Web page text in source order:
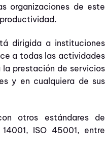
organizaciones de este
dirigida a instituciones
a todas las actividades
prestación de servicios
y en cualquiera de sus
otros estándares de
ISO 45001, entre